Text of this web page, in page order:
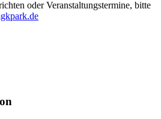
oder Veranstaltungstermine, bitte